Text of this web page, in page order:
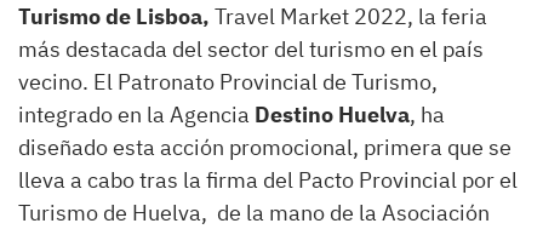
Turismo de Lisboa, Travel Market 2022, la feria
más destacada del sector del turismo en el país
vecino. El Patronato Provincial de Turismo,
integrado en la Agencia Destino Huelva, ha
diseñado esta acción promocional, primera que se
lleva a cabo tras la firma del Pacto Provincial por el
Turismo de Huelva, de la mano de la Asociación